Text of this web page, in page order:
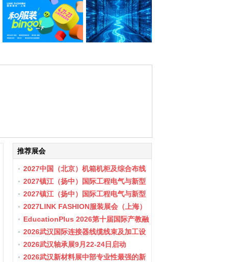
推荐展会
2027中国（北京）机箱机柜及综合布线
数据中心设施展览会
2027镇江（扬中）国际工程电气与新型
储能展会
2027镇江（扬中）国际工程电气与新型
储能产业博览会
2027LINK FASHION服装展会（上海）
EducationPlus 2026第十届国际产教融
合博览会
2026武汉国际连接器线缆线束及加工设
备展览会
2026武汉轴承展9月22-24日启动
2026武汉新材料展中部专业性最强的新